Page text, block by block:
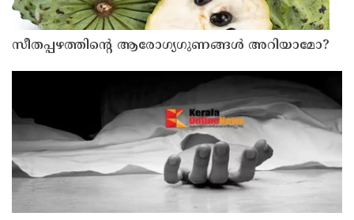
സീതപ്പഴത്തിന്റെ ആരോഗ്യഗുണങ്ങൾ അറിയാമോ?